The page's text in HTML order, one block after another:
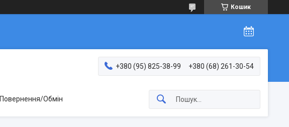
Кошик
+380 (95) 825-38-99 +380 (68) 261-30-54
Повернення/Обмін